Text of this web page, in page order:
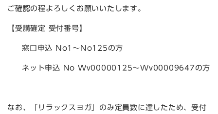
ご確認の程よろしくお願いいたします。
【受講確定 受付番号】
窓口申込 No1～No125の方
ネット申込 No Wv00000125～Wv00009647の方
なお、「リラックスヨガ」のみ定員数に達したため、受付